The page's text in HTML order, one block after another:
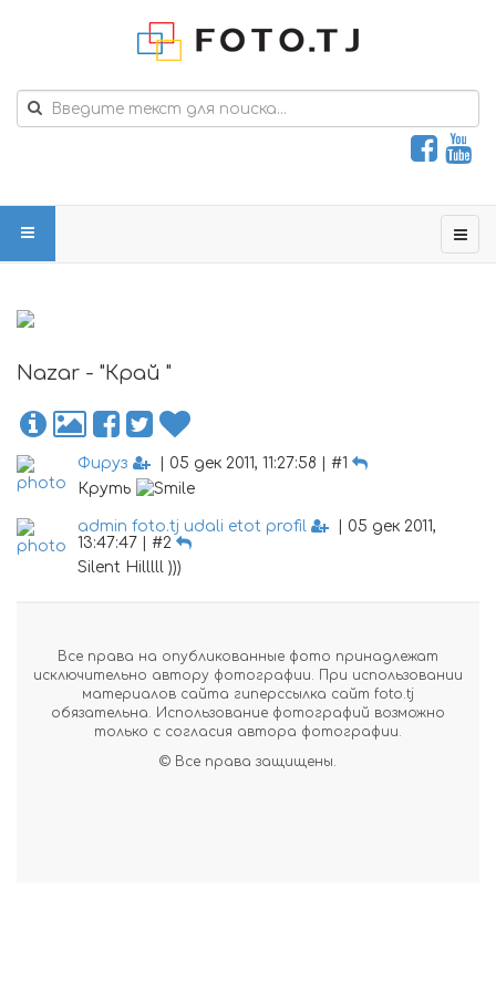
Nazar - "Край "
Фируз
| 05 дек 2011, 11:27:58 | #1
Круть
admin foto.tj udali etot profil
| 05 дек 2011,
13:47:47 | #2
Silent Hilllll )))
Все права на опубликованные фото принадлежат
исключительно автору фотографии. При использовании
материалов сайта гиперссылка сайт foto.tj
обязательна. Использование фотографий возможно
только с согласия автора фотографии.
© Все права защищены.